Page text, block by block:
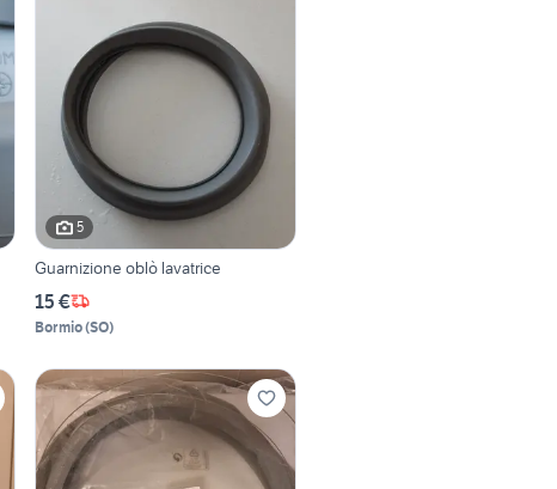
5
Guarnizione oblò lavatrice
15 €
Bormio(SO)